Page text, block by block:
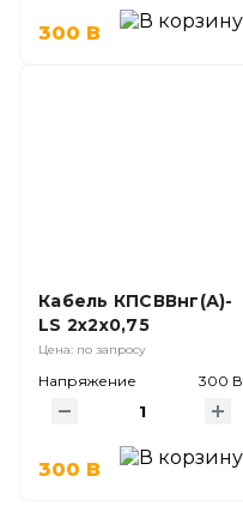
300 В
300 В
Кабель КПСВВнг(А)-
LS 2х2х0,75
Цена: по запросу
Напряжение 300 В